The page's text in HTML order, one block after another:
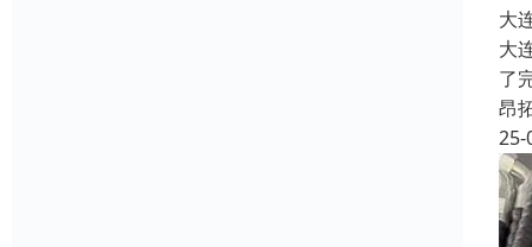
大
大
了
昂
25-